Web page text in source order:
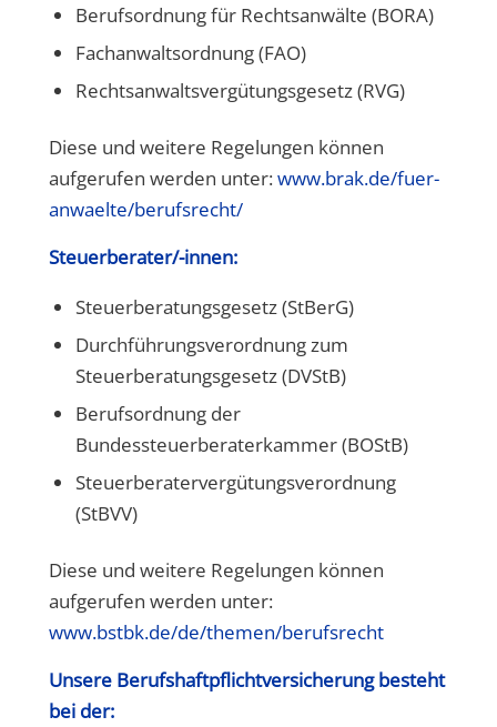
Berufsordnung für Rechtsanwälte (BORA)
Fachanwaltsordnung (FAO)
Rechtsanwaltsvergütungsgesetz (RVG)
Diese und weitere Regelungen können
aufgerufen werden unter:www.brak.de/fuer-
anwaelte/berufsrecht/
Steuerberater/-innen:
Steuerberatungsgesetz (StBerG)
Durchführungsverordnung zum
Steuerberatungsgesetz (DVStB)
Berufsordnung der
Bundessteuerberaterkammer (BOStB)
Steuerberatervergütungsverordnung
(StBVV)
Diese und weitere Regelungen können
aufgerufen werden unter:
www.bstbk.de/de/themen/berufsrecht
Unsere Berufshaftpflichtversicherung besteht
bei der: